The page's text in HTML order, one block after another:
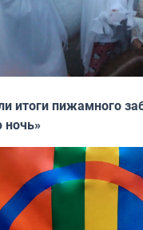
итоги пижамного